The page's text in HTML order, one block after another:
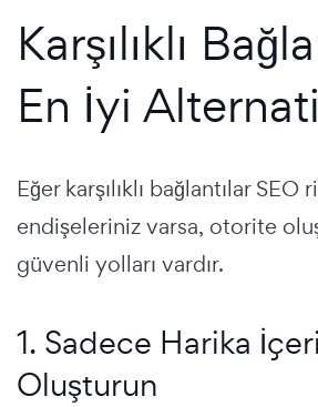
Karşılıklı
En İyi
Eğer karşılıklı bağlantılar SEO
endişeleriniz varsa, otorite
güvenli yolları vardır.
1. Sadece Harika
Oluşturun